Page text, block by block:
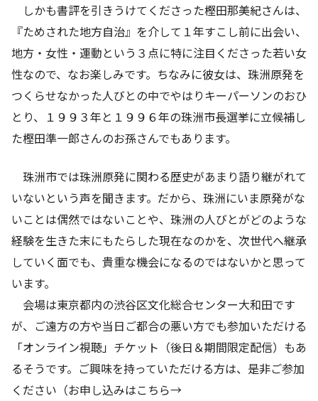
しかも書評を引きうけてくださった樫田那美紀さんは、
『ためされた地方自治』を介して１年すこし前に出会い、
地方・女性・運動という３点に特に注目くださった若い女
性なので、なお楽しみです。ちなみに彼女は、珠洲原発を
つくらせなかった人びとの中でやはりキーパーソンのおひ
とり、１９９３年と１９９６年の珠洲市長選挙に立候補し
た樫田準一郎さんのお孫さんでもあります。
珠洲市では珠洲原発に関わる歴史があまり語り継がれて
いないという声を聞きます。だから、珠洲にいま原発がな
いことは偶然ではないことや、珠洲の人びとがどのような
経験を生きた末にもたらした現在なのかを、次世代へ継承
していく面でも、貴重な機会になるのではないかと思って
います。
会場は東京都内の渋谷区文化総合センター大和田です
が、ご遠方の方や当日ご都合の悪い方でも参加いただける
「オンライン視聴」チケット（後日＆期間限定配信）もあ
るそうです。ご興味を持っていただける方は、是非ご参加
ください（お申し込みはこちら→